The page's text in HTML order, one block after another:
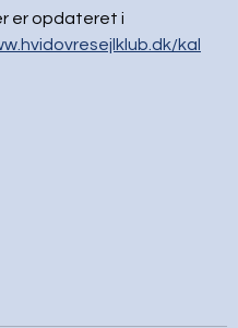
er opdateret i
kal